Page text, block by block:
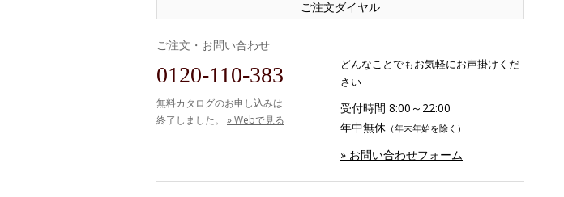
ご注文ダイヤル
ご注文・お問い合わせ
0120-110-383
無料カタログのお申し込みは
終了しました。 » Webで見る
どんなことでもお気軽にお声掛けくだ
さい
受付時間 8:00～22:00
年中無休 （年末年始を除く）
» お問い合わせフォーム